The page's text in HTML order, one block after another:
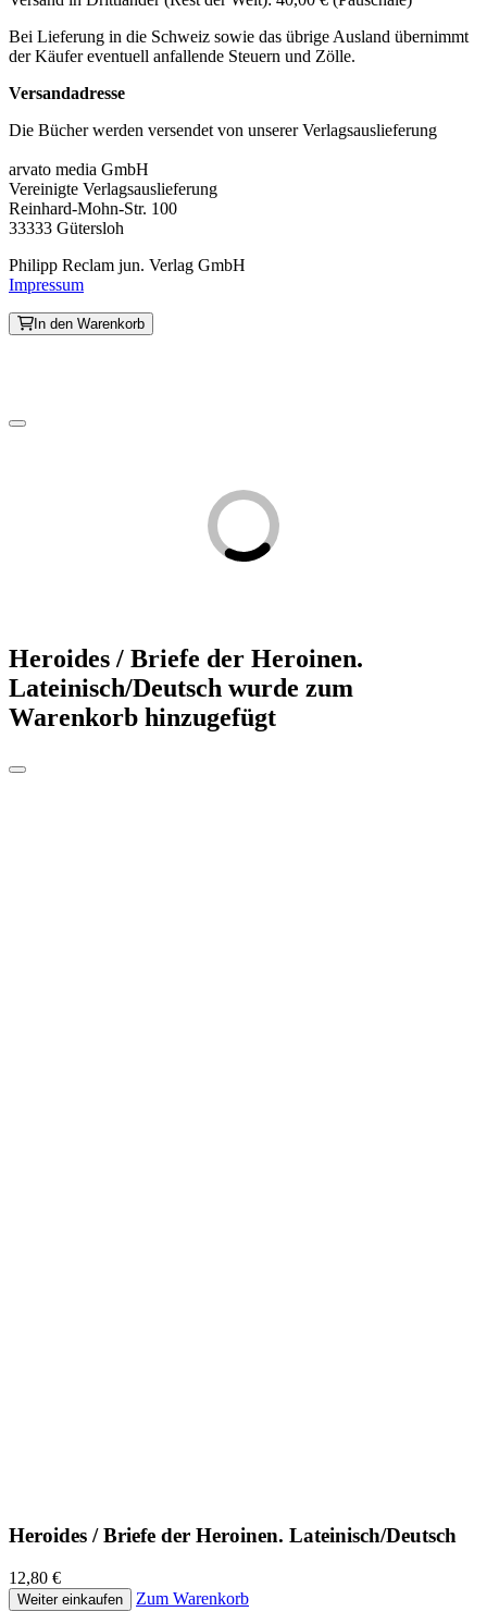
Bei Lieferung in die Schweiz sowie das übrige Ausland übernimmt
der Käufer eventuell anfallende Steuern und Zölle.
Versandadresse
Die Bücher werden versendet von unserer Verlagsauslieferung
arvato media GmbH
Vereinigte Verlagsauslieferung
Reinhard-Mohn-Str. 100
33333 Gütersloh
Philipp Reclam jun. Verlag GmbH
Impressum
In den Warenkorb
Heroides / Briefe der Heroinen.
Lateinisch/Deutsch wurde zum
Warenkorb hinzugefügt
Heroides / Briefe der Heroinen. Lateinisch/Deutsch
12,80 €
Weiter einkaufen Zum Warenkorb